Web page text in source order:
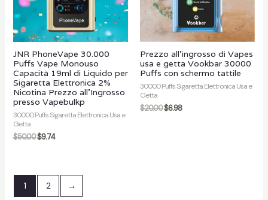
JNR PhoneVape 30.000
Puffs Vape Monouso
Capacità 19ml di Liquido per
Sigaretta Elettronica 2%
Nicotina Prezzo all'Ingrosso
presso Vapebulkp
30000 Puffs Sigaretta Elettronica Usa e
Getta
$50.00$9.74
Prezzo all'ingrosso di Vapes
usa e getta Vookbar 30000
Puffs con schermo tattile
30000 Puffs Sigaretta Elettronica Usa e
Getta
$20.00$6.98
1 2 →